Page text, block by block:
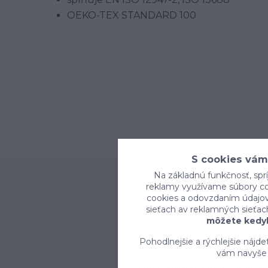
OEKO-TEX STANDARD 100
S cookies
Na základnú funkčnosť,
reklamy využívame súbory
cookies a odovzdaním
sieťach av reklamných
môžete
Pohodlnejšie a rýchlejšie
vám